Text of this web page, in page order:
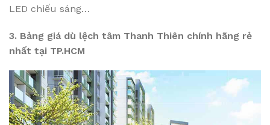
LED chiếu sáng…
3. Bảng giá dù lệch tâm Thanh Thiên chính hãng rẻ
nhất tại TP.HCM